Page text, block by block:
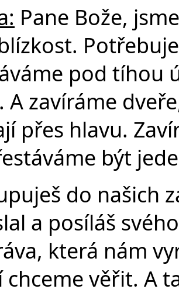
Pane Bože,
pod tíhou
A zavíráme
přes hlavu.
být
do našich
a posíláš
která nám
chceme věřit. A